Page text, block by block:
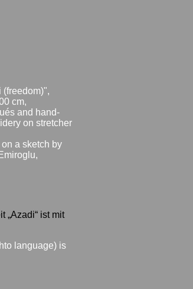
(freedom)",
cm,
and hand-
on stretcher
on a sketch by
„Azadi“ ist mit
language) is